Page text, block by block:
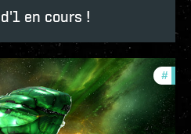
en cours !
#